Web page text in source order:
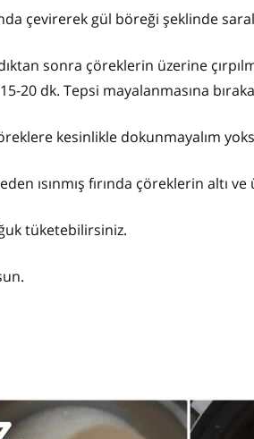
çevirerek gül böreği şeklinde
sonra çöreklerin üzerine
20 dk. Tepsi mayalanmasına
kesinlikle dokunmayalım
ısınmış fırında çöreklerin altı
tüketebilirsiniz.